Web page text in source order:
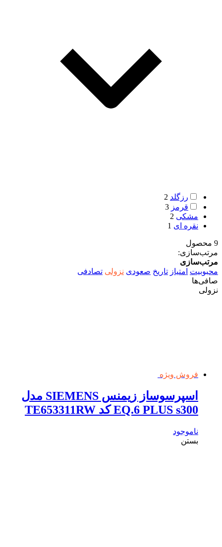
رزگلد 2
قرمز 3
مشکی 2
نقره ای 1
9 محصول
مرتب‌سازی:
مرتب‌سازی
محبوبیت امتیاز تاریخ صعودی نزولی تصادفی
صافی‌ها
نزولی
فروش ویژه
اسپرسوساز زیمنس SIEMENS مدل
EQ.6 PLUS s300 کد TE653311RW
ناموجود
بستن